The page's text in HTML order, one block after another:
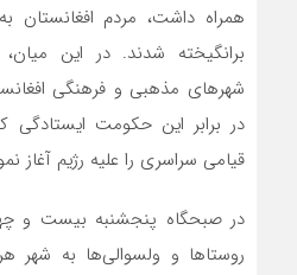
همراه داشت، مردم افغانستان
برانگیخته شدند. در این
شهرهای مذهبی و فرهنگی
در برابر این حکومت
قیامی سراسری را علیه رژیم آغاز
روستاها و ولسوالی‌ها به شهر